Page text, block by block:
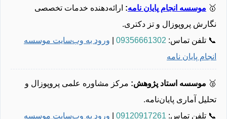
🥇 موسسه انجام پایان نامه: ارائه‌دهنده خدمات تخصصی
نگارش پروپوزال و تز دکتری.
📞 تلفن تماس: 09356661302
ورود به وب‌سایت موسسه
انجام پایان نامه
🥈 موسسه استاد پژوهش: مرکز مشاوره علمی پروپوزال و
تحلیل آماری پایان‌نامه.
📞 تلفن تماس: 09120917261
ورود به وب‌سایت موسسه